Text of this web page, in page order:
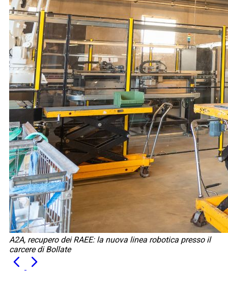
A2A, recupero dei RAEE: la nuova linea robotica presso il
carcere di Bollate